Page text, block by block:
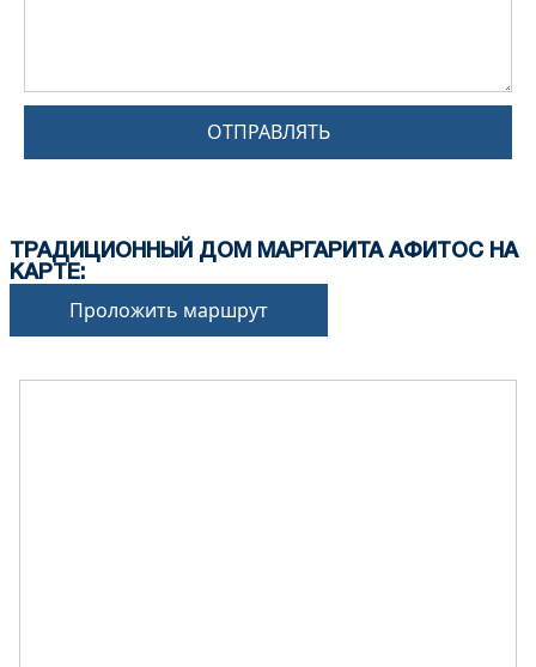
ОТПРАВЛЯТЬ
ТРАДИЦИОННЫЙ ДОМ МАРГАРИТА АФИТОС НА
КАРТЕ:
Проложить маршрут